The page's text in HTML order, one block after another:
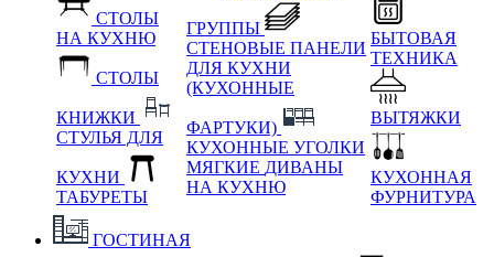
СТОЛЫ
НА КУХНЮ
СТОЛЫ
КНИЖКИ
СТУЛЬЯ ДЛЯ
КУХНИ
ТАБУРЕТЫ
ГРУППЫ
СТЕНОВЫЕ ПАНЕЛИ
ДЛЯ КУХНИ
(КУХОННЫЕ
ФАРТУКИ)
КУХОННЫЕ УГОЛКИ
МЯГКИЕ ДИВАНЫ
НА КУХНЮ
БЫТОВАЯ
ТЕХНИКА
ВЫТЯЖКИ
КУХОННАЯ
ФУРНИТУРА
ГОСТИНАЯ